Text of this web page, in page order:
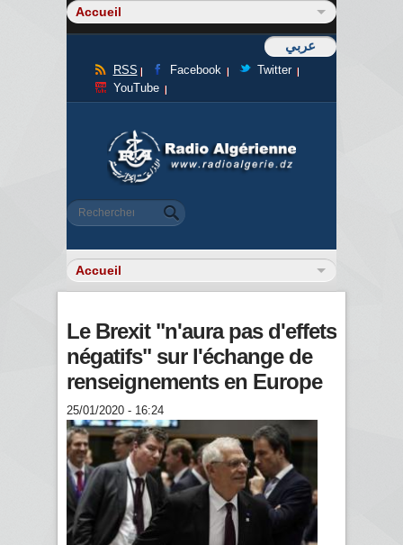
عربي
RSS Facebook
Twitter
YouTube
Formulaire de recherche
Rechercher
Le Brexit "n'aura pas d'effets
négatifs" sur l'échange de
renseignements en Europe
25/01/2020 - 16:24